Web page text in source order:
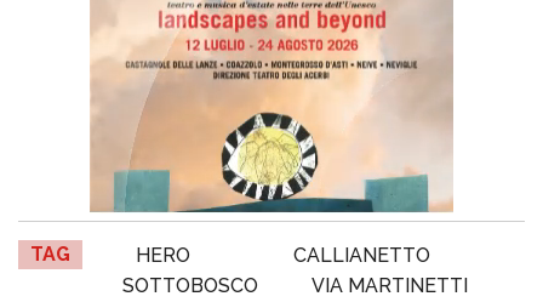
TAG HERO
CALLIANETTO
SOTTOBOSCO
VIA MARTINETTI